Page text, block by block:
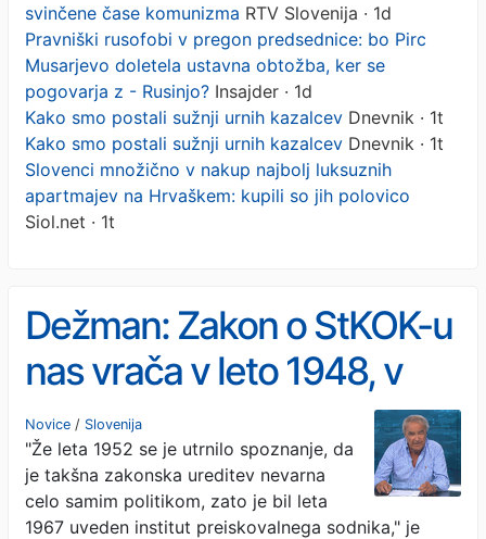
svinčene čase komunizma RTV Slovenija · 1d
Pravniški rusofobi v pregon predsednice: bo Pirc
Musarjevo doletela ustavna obtožba, ker se
pogovarja z - Rusinjo? Insajder · 1d
Kako smo postali sužnji urnih kazalcev Dnevnik · 1t
Kako smo postali sužnji urnih kazalcev Dnevnik · 1t
Slovenci množično v nakup najbolj luksuznih
apartmajev na Hrvaškem: kupili so jih polovico
Siol.net · 1t
Dežman: Zakon o StKOK-u
nas vrača v leto 1948, v
svinčene čase komunizma
Novice / Slovenija
"Že leta 1952 se je utrnilo spoznanje, da
je takšna zakonska ureditev nevarna
celo samim politikom, zato je bil leta
1967 uveden institut preiskovalnega sodnika," je